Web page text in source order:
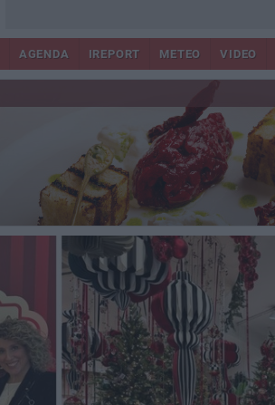
AGENDA IREPORT METEO VIDEO